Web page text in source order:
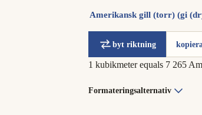
Amerikansk gill (torr) (gi
byt riktning
1 kubikmeter equals 7 265
Formateringsalternativ